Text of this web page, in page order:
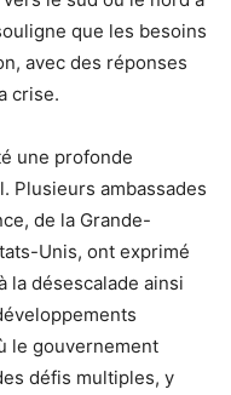
que les besoins
avec des réponses
crise.
une profonde
Plusieurs ambassades
de la Grande-
Unis, ont exprimé
la désescalade ainsi
le gouvernement
défis multiples, y